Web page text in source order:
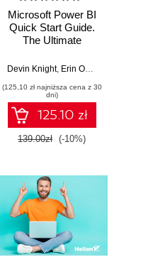
Microsoft Power BI
Quick Start Guide.
The Ultimate
to Power BI, Data
Tools, and
Microsoft Fabric -
Fourth Edition
Devin Knight, Erin Ostrowsky
(125,10 zł najniższa cena z 30
dni)
125.10 zł
139.00zł (-10%)